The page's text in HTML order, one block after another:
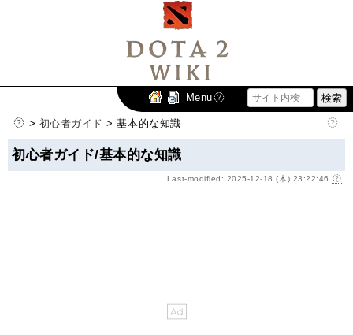
Menu
> 初心者ガイド > 基本的な知識
初心者ガイド/基本的な知識
Last-modified: 2025-12-18 (木) 23:22:46